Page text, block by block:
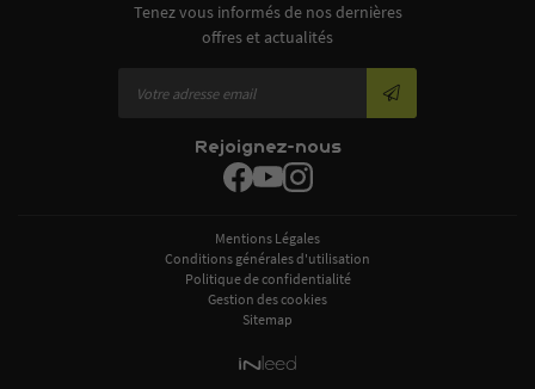
Tenez vous informés de nos dernières
offres et actualités
Rejoignez-nous
Mentions Légales
Conditions générales d'utilisation
Politique de confidentialité
Gestion des cookies
Sitemap